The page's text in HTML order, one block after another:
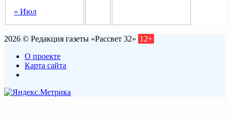
« Июл
2026 © Редакция газеты «Рассвет 32» 12+
О проекте
Карта сайта